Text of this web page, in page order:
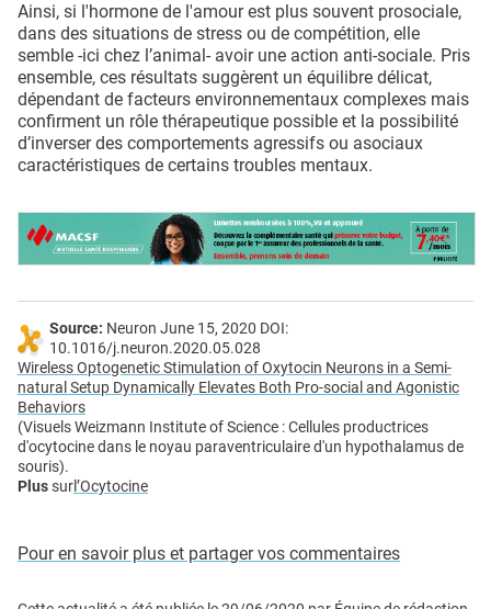
Ainsi, si l'hormone de l'amour est plus souvent prosociale,
dans des situations de stress ou de compétition, elle
semble -ici chez l’animal- avoir une action anti-sociale. Pris
ensemble, ces résultats suggèrent un équilibre délicat,
dépendant de facteurs environnementaux complexes mais
confirment un rôle thérapeutique possible et la possibilité
d’inverser des comportements agressifs ou asociaux
caractéristiques de certains troubles mentaux.
Source: Neuron June 15, 2020 DOI:
10.1016/j.neuron.2020.05.028
Wireless Optogenetic Stimulation of Oxytocin Neurons in a Semi-
natural Setup Dynamically Elevates Both Pro-social and Agonistic
Behaviors
(Visuels Weizmann Institute of Science : Cellules productrices
d'ocytocine dans le noyau paraventriculaire d'un hypothalamus de
souris).
Plussurl’Ocytocine
Pour en savoir plus et partager vos commentaires